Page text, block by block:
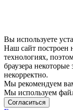
Вы используете
Наш сайт построен
технологиях,
браузера
некорректно.
Мы рекомендуем
Мы используем
Согласиться